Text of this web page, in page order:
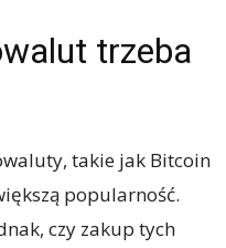
trzeba
takie jak Bitcoin
popularność.
czy zakup tych